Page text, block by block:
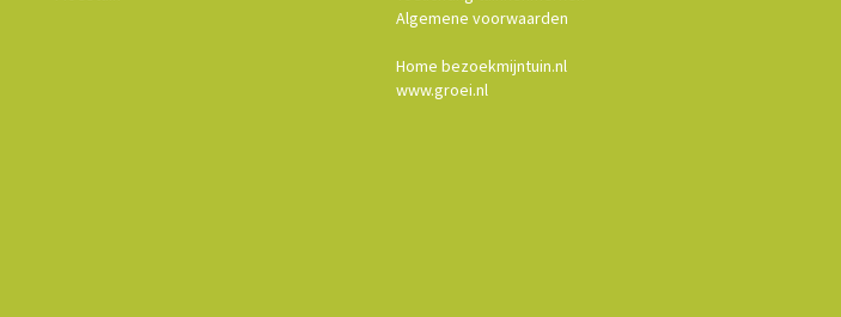
Algemene voorwaarden
Home bezoekmijntuin.nl
www.groei.nl